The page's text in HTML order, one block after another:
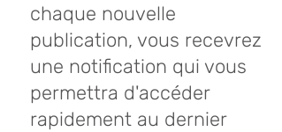
chaque nouvelle
publication, vous recevrez
une notification qui vous
permettra d'accéder
rapidement au dernier